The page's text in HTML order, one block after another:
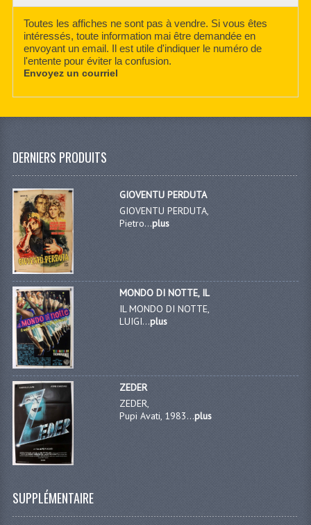
Toutes les affiches ne sont pas à vendre. Si vous êtes
intéressés, toute information mai être demandée en
envoyant un email. Il est utile d'indiquer le numéro de
l'entente pour éviter la confusion.
Envoyez un courriel
DERNIERS PRODUITS
GIOVENTU PERDUTA
GIOVENTU PERDUTA,
Pietro...plus
MONDO DI NOTTE, IL
IL MONDO DI NOTTE,
LUIGI...plus
ZEDER
ZEDER,
Pupi Avati, 1983...plus
SUPPLÉMENTAIRE